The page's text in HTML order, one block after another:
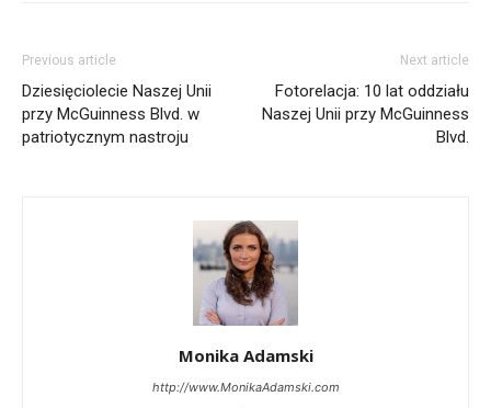
Facebook LinkedIn
Previous article
Dziesięciolecie Naszej Unii
przy McGuinness Blvd. w
patriotycznym nastroju
Next article
Fotorelacja: 10 lat oddziału
Naszej Unii przy McGuinness
Blvd.
Monika Adamski
http://www.MonikaAdamski.com